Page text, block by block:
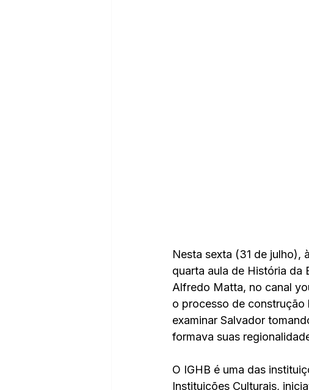
Nesta sexta (31 de julho),
quarta aula de História
Alfredo Matta, no canal
o processo de construção
examinar Salvador
formava suas
O IGHB é uma das
Instituições Culturais,